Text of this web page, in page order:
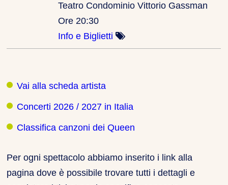
Teatro Condominio Vittorio Gassman
Ore 20:30
Info e Biglietti
Vai alla scheda artista
Concerti 2026 / 2027 in Italia
Classifica canzoni dei Queen
Per ogni spettacolo abbiamo inserito i link alla
pagina dove è possibile trovare tutti i dettagli e